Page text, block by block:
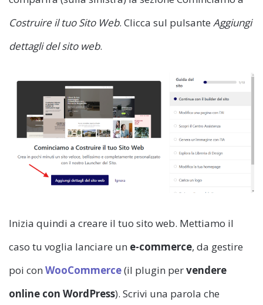
Costruire il tuo Sito Web. Clicca sul pulsante Aggiungi
dettagli del sito web.
Inizia quindi a creare il tuo sito web. Mettiamo il
caso tu voglia lanciare un e-commerce, da gestire
poi con WooCommerce(il plugin pervendere
online con WordPress). Scrivi una parola che